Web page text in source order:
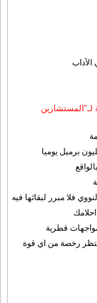
لـ"المستشارين
فلا مبرر لبقائها فيه
قطرية
تنتظر رخصة من اي قوة